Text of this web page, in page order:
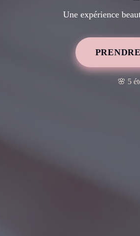
Une expérience
🌸 5